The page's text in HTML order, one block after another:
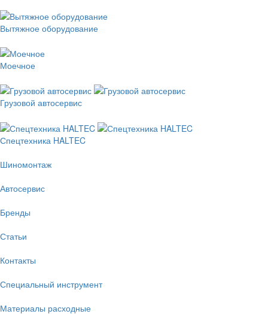
Вытяжное оборудование
Моечное
Грузовой автосервис
Спецтехника HALTEC
Шиномонтаж
Автосервис
Бренды
Статьи
Контакты
Специальный инструмент
Материалы расходные